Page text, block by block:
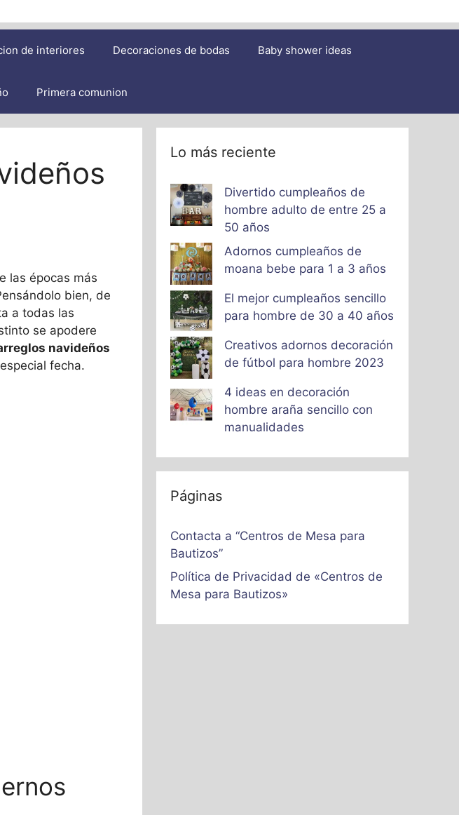
de interiores Decoraciones de bodas Baby shower ideas
Primera comunion
las épocas más
bien, de
a todas las
se apodere
navideños
fecha.
Lo más reciente
Divertido cumpleaños de
hombre adulto de entre 25 a
50 años
Adornos cumpleaños de
moana bebe para 1 a 3 años
El mejor cumpleaños sencillo
para hombre de 30 a 40 años
Creativos adornos decoración
de fútbol para hombre 2023
4 ideas en decoración
hombre araña sencillo con
manualidades
Páginas
Contacta a “Centros de Mesa para
Bautizos”
Política de Privacidad de «Centros de
Mesa para Bautizos»